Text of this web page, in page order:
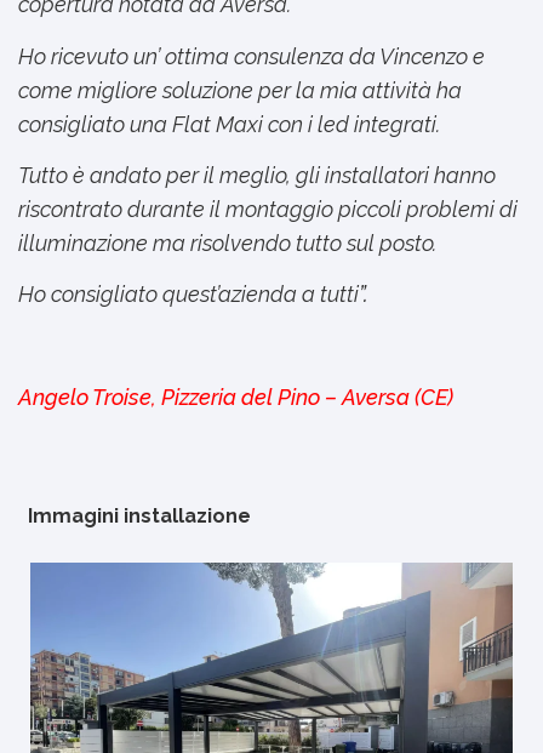
Ho ricevuto un’ ottima consulenza da Vincenzo e
come migliore soluzione per la mia attività ha
consigliato una Flat Maxi con i led integrati.
Tutto è andato per il meglio, gli installatori hanno
riscontrato durante il montaggio piccoli problemi di
illuminazione ma risolvendo tutto sul posto.
Ho consigliato quest’azienda a tutti”.
Angelo Troise, Pizzeria del Pino – Aversa (CE)
Immagini installazione